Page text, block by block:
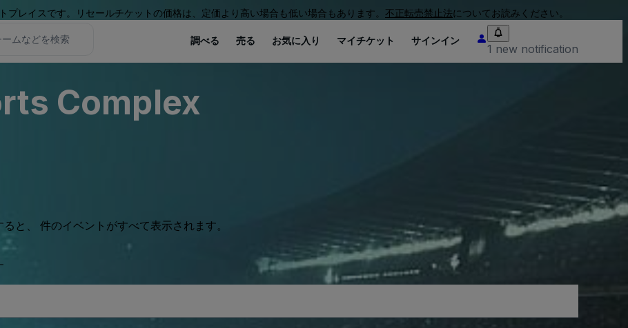
レイスです。リセールチケットの価格は、定価より高い場合も低い場合もあります。 不正転売禁止法についてお読みください。
調べる 売る お気に入り マイチケット サインイン
1 new notification
Complex
と、 件のイベントがすべて表示されます。